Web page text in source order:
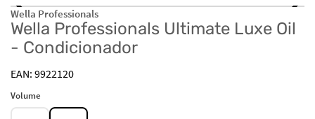
Wella Professionals
Wella Professionals Ultimate Luxe Oil
- Condicionador
9922120
Volume